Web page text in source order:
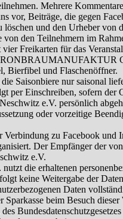
Mehrere
vor, Beiträge, die gegen
löschen und den Urheber
den Teilnehmern im
Freikarten für das
Bierfibel und Flaschenöffner.
Saisonbiere nur saisonal
per Einschreiben, sofern der
e.V. persönlich
oder vorzeitige
Verbindung zu Facebook
Der Empfänger der
e.V.
die erhaltenen
keine Weitergabe der
Daten
Sparkasse beim Besuch